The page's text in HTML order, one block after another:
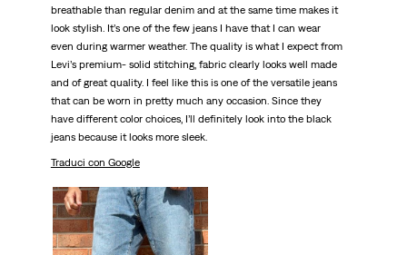
breathable than regular denim and at the same time makes it
look stylish. It’s one of the few jeans I have that I can wear
even during warmer weather. The quality is what I expect from
Levi’s premium- solid stitching, fabric clearly looks well made
and of great quality. I feel like this is one of the versatile jeans
that can be worn in pretty much any occasion. Since they
have different color choices, I’ll definitely look into the black
jeans because it looks more sleek.
Traduci con Google